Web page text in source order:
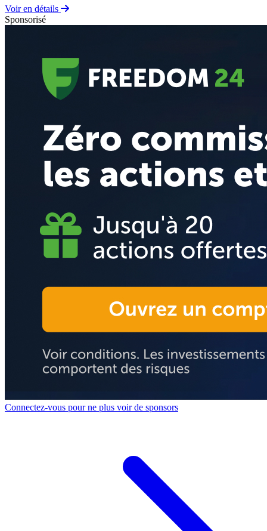
Voir en détails
Sponsorisé
Connectez-vous pour ne plus voir de sponsors